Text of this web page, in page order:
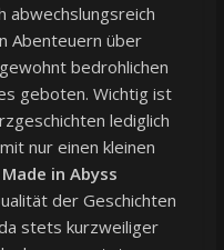
abwechslungsreich
Abenteuern über
bedrohlichen
geboten. Wichtig ist
lediglich
nur einen kleinen
Made in Abyss
der Geschichten
stets kurzweiliger